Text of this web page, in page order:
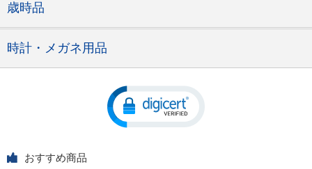
歳時品
時計・メガネ用品
おすすめ商品